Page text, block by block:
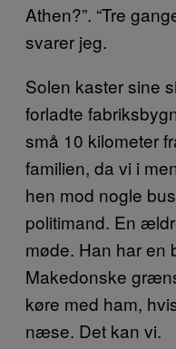
Athen?”. “Tre
svarer jeg.
Solen kaster sine
forladte
små 10 kilometer
familien, da vi i
hen mod nogle
politimand. En
møde. Han har en
Makedonske
køre med ham,
næse. Det kan vi.